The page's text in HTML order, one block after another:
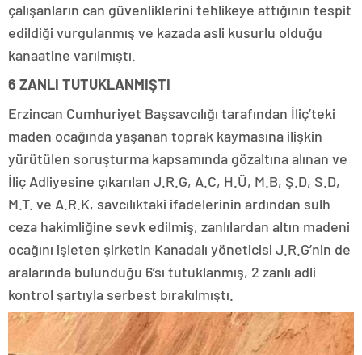
çalışanların can güvenliklerini tehlikeye attığının tespit
edildiği vurgulanmış ve kazada asli kusurlu olduğu
kanaatine varılmıştı.
6 ZANLI TUTUKLANMIŞTI
Erzincan Cumhuriyet Başsavcılığı tarafından İliç’teki
maden ocağında yaşanan toprak kaymasına ilişkin
yürütülen soruşturma kapsamında gözaltına alınan ve
İliç Adliyesine çıkarılan J.R.G, A.C, H.Ü, M.B, Ş.D, S.D,
M.T. ve A.R.K, savcılıktaki ifadelerinin ardından sulh
ceza hakimliğine sevk edilmiş, zanlılardan altın madeni
ocağını işleten şirketin Kanadalı yöneticisi J.R.G’nin de
aralarında bulunduğu 6’sı tutuklanmış, 2 zanlı adli
kontrol şartıyla serbest bırakılmıştı.